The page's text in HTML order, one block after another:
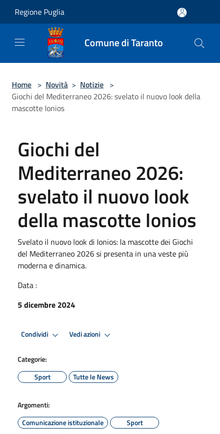
Regione Puglia
Comune di Taranto
Home > Novità > Notizie >
Giochi del Mediterraneo 2026: svelato il nuovo look della
mascotte Ionios
Giochi del
Mediterraneo 2026:
svelato il nuovo look
della mascotte Ionios
Svelato il nuovo look di Ionios: la mascotte dei Giochi
del Mediterraneo 2026 si presenta in una veste più
moderna e dinamica.
Data :
5 dicembre 2024
Condividi Vedi azioni
Categorie:
Sport
Tutte le News
Argomenti:
Comunicazione istituzionale
Sport